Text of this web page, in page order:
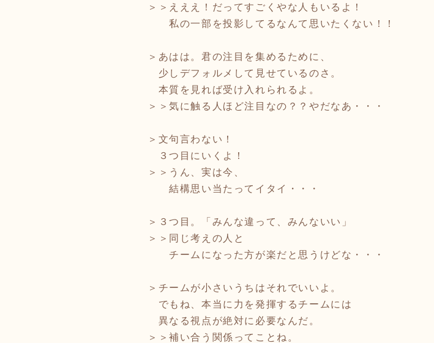
＞＞えええ！だってすごくやな人もいるよ！
私の一部を投影してるなんて思いたくない！！
＞あはは。君の注目を集めるために、
少しデフォルメして見せているのさ。
本質を見れば受け入れられるよ。
＞＞気に触る人ほど注目なの？？やだなあ・・・
＞文句言わない！
３つ目にいくよ！
＞＞うん、実は今、
結構思い当たってイタイ・・・
＞３つ目。「みんな違って、みんないい」
＞＞同じ考えの人と
チームになった方が楽だと思うけどな・・・
＞チームが小さいうちはそれでいいよ。
でもね、本当に力を発揮するチームには
異なる視点が絶対に必要なんだ。
＞＞補い合う関係ってことね。